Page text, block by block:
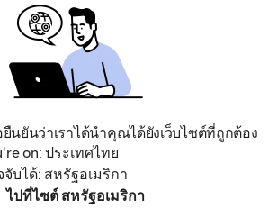
ารใช้สิ่งนี้อาจส่งผลให้เงินคืนของคุณไม่ถู
รือเงินคืนอื่นๆ
นยันว่าเราได้นำคุณได้ยังเว็บไซต์ที่ถูกต้อง
on: ประเทศไทย
บได้: สหรัฐอเมริกา
ไปที่ไซต์ สหรัฐอเมริกา